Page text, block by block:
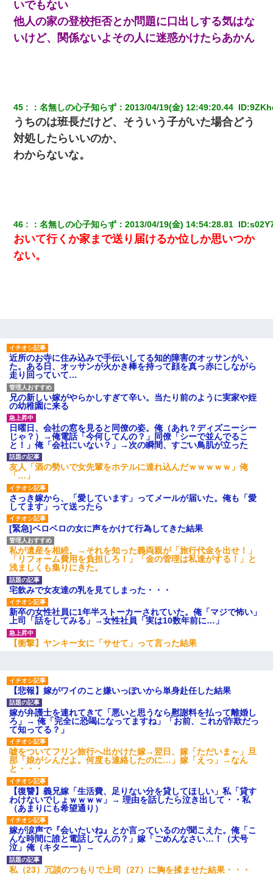
新卒の女性社員に1年半ストーカーされていた。俺「マジで怖い」
上司「話をしてみる」→女性社員「実は10数年前に…」
隣室のお婆ちゃん「下階からの異臭に困ってる、今もすっごく臭
い」私「変だなあ～なにも臭わないよ」→ その後。警察『絶対に
窓とドアを開けないで』
日曜日、会社の窓を見ると同僚の姿。俺（あれ？ディズニーシー
じゃ？）→俺電話「今何してんの？」同僚「シーで並んでるこ
彼女にプロポーズしてOK貰った俺、告げられた結婚条件にブチ切
れて無事婚約破棄・・・
【不幸な結婚式】新郎親族「ブスのくせにドレスなんか着ちゃっ
てさ～ほんと恥ずかしいわよね～（大声」新郎両親「！！！（土
下座」→ 結果・・・
嘘をついてフリン旅行へ出かけた嫁→翌日、嫁「ただいま～」旦
那「娘がシんだよ。何度も連絡したのに…」嫁「えっ」→なん
と・・・
アパートのドアに『ハンザイ者！この人はさいあくの人です』と
張り紙が！大家「面倒はごめんだよ」私「はあ」→警察に行き、
見回りで犯人が捕まったが、それが…｜生活｜ヌルポあんてな
友人とふたりで山口に旅行した時の事。レンタカーを借りて山の
中の道を走っていたら、突然ガガッ！って音がして…
婚活パーティーでよく会う美女がいた。こんな完璧な容姿を持っ
てしても結婚て難しいんだなぁ…と思ってた
彼女との行為を録画した結果→衝撃の事実が判明したｗｗｗｗｗ
ｗ
わい(42)渋谷の夜のサービスで19の女の子にゴックンさせた結果
ｗｗｗｗｗｗｗｗ
転職先が決まったので退職の意思を伝えたら。上司「無責任」
「簡単には辞めさせない」私（どうせ辞めるし…）→ 思いっきり
反論をしてみた
この母親は娘の黒歴史を掘り出さないと死ぬんか？ 死ぬんか？
【衝撃】ヤンキー女に「サせて」って言った結果
彼氏家「うちは墨入れるのが伝統だから。お前も彫れ」 → 結果…
夫に癌の余命宣告。その闘病中に長女から信じられない言葉を受
けた
男だけどリベンジポノレノの被害者になって未だに人生が立ち直
いでもない
他人の家の登校拒否とか問題に口出しする気はな
いけど、関係ないよその人に迷惑かけたらあかん
45 ：名無しの心子知らず ：2013/04/19(金) 12:49:20.44 ID:
うちのは班長だけど、そういう子がいた場合どう
対処したらいいのか、
わからないな。
46 ：名無しの心子知らず ：2013/04/19(金) 14:54:28.81 ID:
おいて行くか家まで送り届けるか位しか思いつか
ない。
近所のお寺に住み込みで手伝いしてる知的障害のオッサンがい
た。ある日、オッサンが火かき棒を持って顔を真っ赤にしながら
走り回っていて…
兄の新しい嫁がやらかしすぎて辛い。当たり前のように実家や姪
の幼稚園に来る
日曜日、会社の窓を見ると同僚の姿。俺（あれ？ディズニーシー
じゃ？）→俺電話「今何してんの？」同僚「シーで並んでるこ
と！」俺「会社にいない？」→次の瞬間、すごい鳥肌が立った
友人「酒の勢いで女先輩をホテルに連れ込んだｗｗｗｗｗ」俺
「…」
さっき嫁から、「愛しています」ってメールが届いた。俺も「愛
してます」って送ったら
[緊急]ベロベロの女に声をかけて行為してきた結果
私が遺産を相続。→それを知った義両親が「旅行代金を出せ！」
「リフォーム費用を負担しろ！」「金の管理は私達がする！」と
浅ましくも集りにきた。
宅飲みで女友達の乳を見てしまった・・・
新卒の女性社員に1年半ストーカーされていた。俺「マジで怖い」
上司「話をしてみる」→女性社員「実は10数年前に…」
【衝撃】ヤンキー女に「サせて」って言った結果
【悲報】嫁がワイのこと嫌いっぽいから単身赴任した結果
嫁が弁護士を連れてきて「悪いと思うなら慰謝料を払って離婚し
ろ」→ 俺「完全に恐喝になってますね」「お前、これが詐欺だっ
て知ってる？」
嘘をついてフリン旅行へ出かけた嫁→翌日、嫁「ただいま～」旦
那「娘がシんだよ。何度も連絡したのに…」嫁「えっ」→なん
と・・・
【復讐】義兄嫁「生活費、足りない分を貸してほしい」私「貸す
わけないでしょｗｗｗｗ」→ 理由を話したら泣き出して・・私
（あまりにも希望通り）
嫁が涙声で『会いたいね』とか言っているのが聞こえた。俺「こ
んな時間に誰と電話してんの？」嫁「ごめんなさい…！（大号
泣」俺（キターー）→
私（23）冗談のつもりで上司（27）に胸を揉ませた結果・・・